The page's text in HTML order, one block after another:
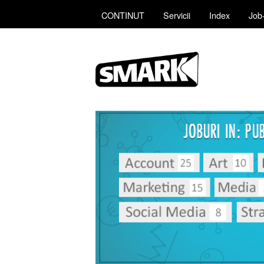
CONTINUT Servicii Index